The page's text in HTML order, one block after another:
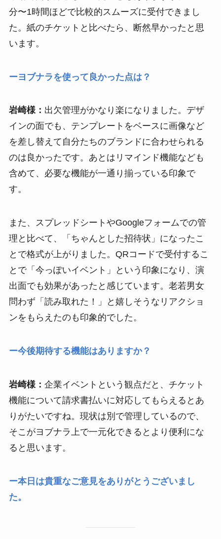
分〜1時間ほどで比較的スムーズに受付できまし
た。紙のチケットと比べたら、断然早かったと思
います。
ーヨブナラを使って良かった点は？
岩崎様： 出欠管理がかなり楽になりました。デザ
インの面でも、テンプレートをベースに画像など
を差し替えて自分たちのブランドに合わせられる
のは良かったです。あとはリマインド機能なども
含めて、必要な機能が一通り揃っている印象で
す。
また、スプレッドシートやGoogleフォームでの管
理と比べて、「ちゃんとした招待状」になったこ
とで格式が上がりました。QRコードで受付するこ
とで「今っぽいイベント」という印象になり、演
出面でも効果があったと感じています。老若男女
問わず「読み取れた！」と嬉しそうなリアクショ
ンをもらえたのも印象的でした。
ー今後期待する機能はありますか？
岩崎様： 企業イベントという観点だと、チケット
機能について請求書払いに対応してもらえるとあ
りがたいですね。現状は別で管理しているので、
そこがヨブナラ上で一元化できるとより便利にな
ると思います。
ー本日は貴重なご意見をありがとうございまし
た。